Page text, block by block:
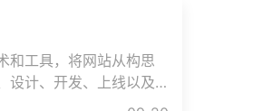
和工具，将网站从构思
设计、开发、上线以及